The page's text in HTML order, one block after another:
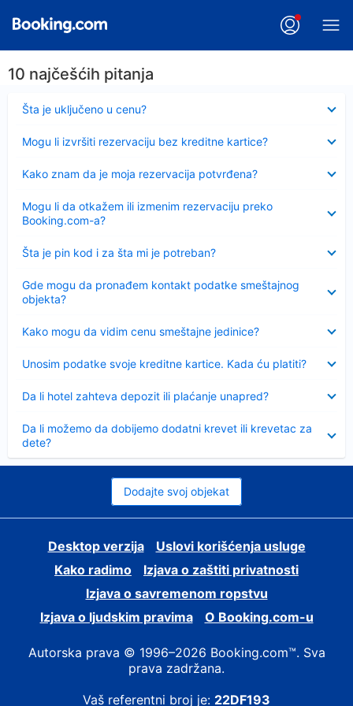
10 najčešćih pitanja
Šta je uključeno u cenu?
Sažeto
Mogu li izvršiti rezervaciju bez kreditne kartice?
Kako znam da je moja rezervacija potvrđena?
Mogu li da otkažem ili izmenim rezervaciju preko
Booking.com-a?
Šta je pin kod i za šta mi je potreban?
Sažeto
Gde mogu da pronađem kontakt podatke smeštajnog
objekta?
Kako mogu da vidim cenu smeštajne jedinice?
Unosim podatke svoje kreditne kartice. Kada ću platiti?
Da li hotel zahteva depozit ili plaćanje unapred?
Da li možemo da dobijemo dodatni krevet ili krevetac za
dete?
Dodajte svoj objekat
Desktop verzija
Uslovi korišćenja usluge
Kako radimo
Izjava o zaštiti privatnosti
Izjava o savremenom ropstvu
Izjava o ljudskim pravima
О Booking.com-u
Autorska prava © 1996–2026 Booking.com™. Sva
prava zadržana.
Vaš referentni broj je: 22DF193